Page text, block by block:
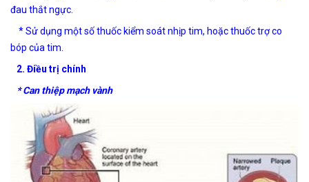
đau thắt ngực.
* Sử dụng một số thuốc kiểm soát nhịp tim, hoặc thuốc trợ co
bóp của tim.
2. Điều trị chính
* Can thiệp mạch vành